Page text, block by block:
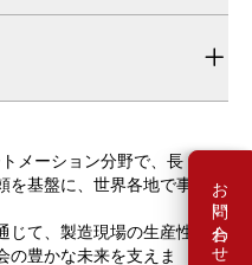
お問い合わせ
メーション分野で、長
を基盤に、世界各地で事
じて、製造現場の生産性
の豊かな未来を支えま